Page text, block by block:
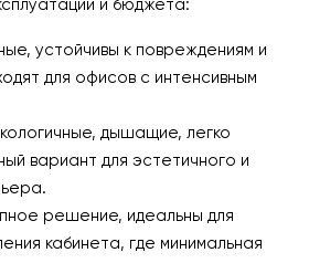
и бюджета:
устойчивы к повреждениям и
для офисов с интенсивным
дышащие, легко
вариант для эстетичного и
решение, идеальны для
кабинета, где минимальная